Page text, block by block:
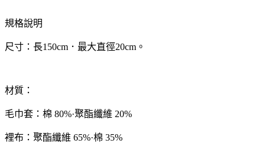
規格說明
尺寸：長150cm．最大直徑20cm。
材質：
毛巾套：棉 80%·聚酯纖維 20%
裡布：聚酯纖維 65%·棉 35%